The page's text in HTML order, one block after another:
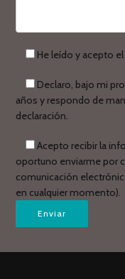
He leído y acepto
Declaro, bajo mi
años y respondo de
declaración.
Acepto recibir la
oportuno enviarme por
comunicación
en cualquier momento).